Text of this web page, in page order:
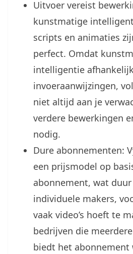
Uitvoer vereist
kunstmatige
scripts en animaties
perfect. Omdat
intelligentie
invoeraanwijzingen,
niet altijd aan je
verdere bewerkingen
nodig.
Dure abonnementen:
een prijsmodel op
abonnement, wat
individuele makers,
vaak video’s hoeft te
bedrijven die
biedt het abonnement